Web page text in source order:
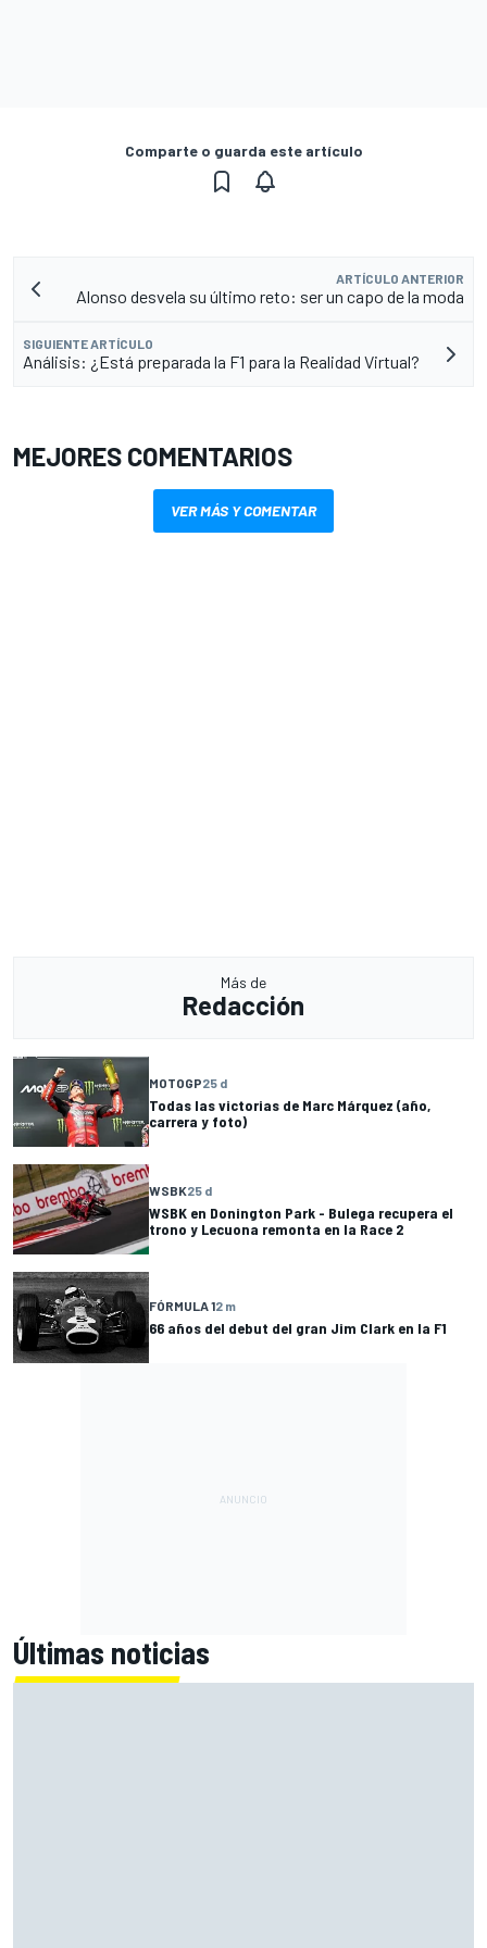
Comparte o guarda este artículo
ARTÍCULO ANTERIOR
Alonso desvela su último reto: ser un capo de la moda
SIGUIENTE ARTÍCULO
Análisis: ¿Está preparada la F1 para la Realidad Virtual?
MEJORES COMENTARIOS
VER MÁS Y COMENTAR
Más de
Redacción
MOTOGP25 d
Todas las victorias de Marc Márquez (año,
carrera y foto)
WSBK25 d
WSBK en Donington Park - Bulega recupera el
trono y Lecuona remonta en la Race 2
FÓRMULA 12 m
66 años del debut del gran Jim Clark en la F1
Últimas noticias